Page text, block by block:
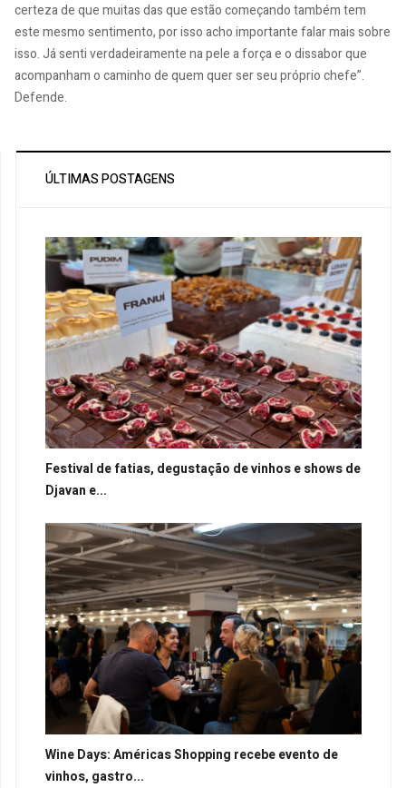
certeza de que muitas das que estão começando também tem
este mesmo sentimento, por isso acho importante falar mais sobre
isso. Já senti verdadeiramente na pele a força e o dissabor que
acompanham o caminho de quem quer ser seu próprio chefe”.
Defende.
ÚLTIMAS POSTAGENS
Festival de fatias, degustação de vinhos e shows de
Djavan e...
Wine Days: Américas Shopping recebe evento de
vinhos, gastro...